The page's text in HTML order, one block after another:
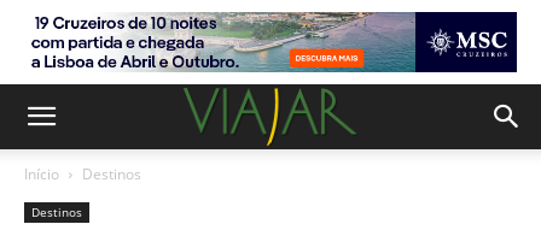
Início Destinos
Destinos